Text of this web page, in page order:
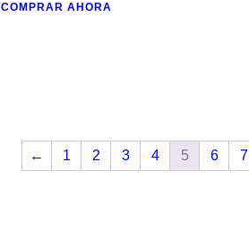
COMPRAR AHORA
← 1 2 3 4 5 6 7